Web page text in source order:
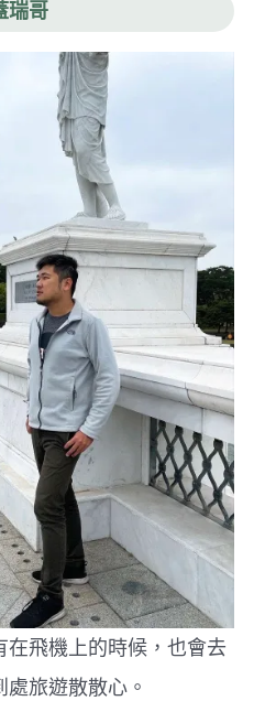
瑞哥
飛機上的時候，也會去
旅遊散散心。